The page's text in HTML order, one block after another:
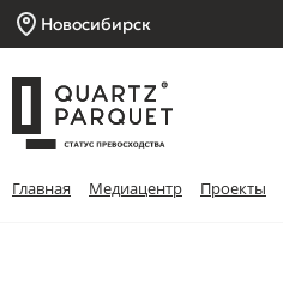
Новосибирск
Главная Медиацентр Проекты